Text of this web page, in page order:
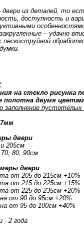
из деталей, то
доступность и
– удачно
на стекло
двумя
заполнение пустотелых
двери
205см
80, 90см
двери
от 205 до 215см +10%
от 215 до 225см +15%
от 225 до 235см +20%
от 90 до 95см +20%
от 95 до 100см +40%
- 2 года